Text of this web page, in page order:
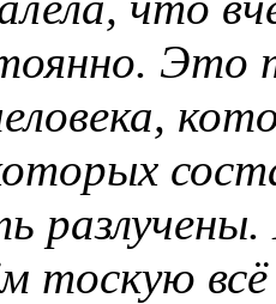
Это
разлучены.
тоскую всё